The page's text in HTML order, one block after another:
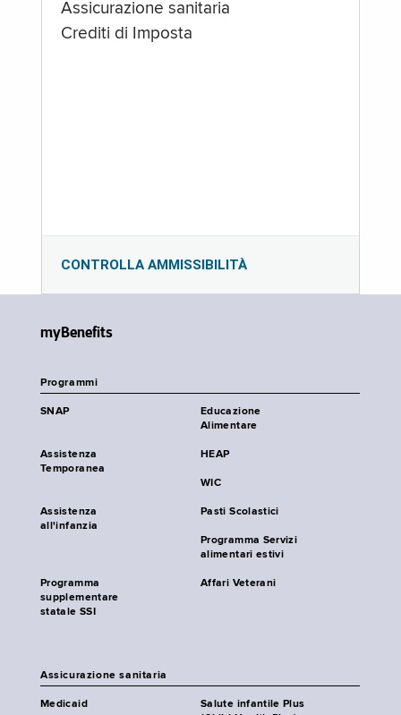
Assicurazione sanitaria
Crediti di Imposta
CONTROLLA AMMISSIBILITÀ
myBenefits
Programmi
SNAP
Educazione
Alimentare
Assistenza
Temporanea
HEAP
WIC
Assistenza
all'infanzia
Pasti Scolastici
Programma Servizi
alimentari estivi
Programma
supplementare
statale SSI
Affari Veterani
Assicurazione sanitaria
Medicaid
Salute infantile Plus